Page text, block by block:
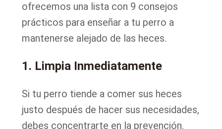
ofrecemos una lista con 9 consejos
prácticos para enseñar a tu perro a
mantenerse alejado de las heces.
1. Limpia Inmediatamente
Si tu perro tiende a comer sus heces
justo después de hacer sus necesidades,
debes concentrarte en la prevención.